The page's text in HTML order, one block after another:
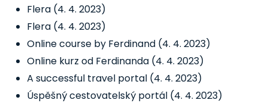
Flera (4. 4. 2023)
Flera (4. 4. 2023)
Online course by Ferdinand (4. 4. 2023)
Online kurz od Ferdinanda (4. 4. 2023)
A successful travel portal (4. 4. 2023)
Úspěšný cestovatelský portál (4. 4. 2023)